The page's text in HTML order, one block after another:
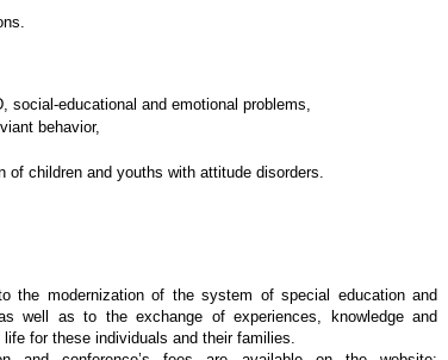
, social-educational and emotional problems,
behavior,
of children and youths with attitude disorders.
the modernization of the system of special education and
well as to the exchange of experiences, knowledge and
for these individuals and their families.